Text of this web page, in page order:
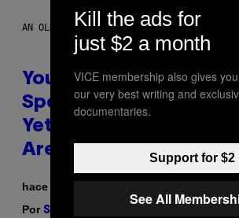
AN OLDER MODEL, NOT THE APPLE WATCH
You Can’t Buy the
Speedier Apple Watch
Yet, But These Apple
Are On Sale Right Now
hace 45 minutos
Por Sam Watanuki
Kill the ads for
just $2 a month
VICE membership also gives
our very best writing and
documentaries.
Support for $2
See All